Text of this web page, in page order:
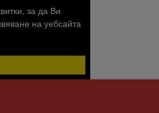
за да Ви
на уебсайта